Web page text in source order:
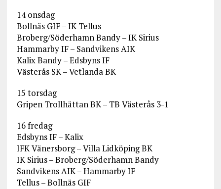
14 onsdag
Bollnäs GIF – IK Tellus
Broberg/Söderhamn Bandy – IK Sirius
Hammarby IF – Sandvikens AIK
Kalix Bandy – Edsbyns IF
Västerås SK – Vetlanda BK
15 torsdag
Gripen Trollhättan BK – TB Västerås 3-1
16 fredag
Edsbyns IF – Kalix
IFK Vänersborg – Villa Lidköping BK
IK Sirius – Broberg/Söderhamn Bandy
Sandvikens AIK – Hammarby IF
Tellus – Bollnäs GIF